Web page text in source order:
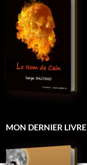
MON DERNIER LIVRE